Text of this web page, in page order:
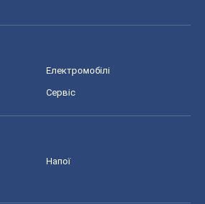
Електромобілі
Сервіс
Напої